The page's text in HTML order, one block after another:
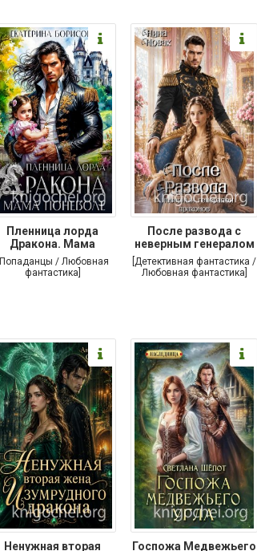
Пленница лорда
Дракона. Мама
поневоле
[Попаданцы / Любовная
фантастика]
После развода с
неверным генералом
драконов
[Детективная фантастика /
Любовная фантастика]
Ненужная вторая
Госпожа Медвежьего